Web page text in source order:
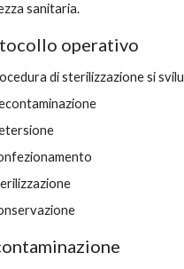
sanitaria.
operativo
di sterilizzazione si